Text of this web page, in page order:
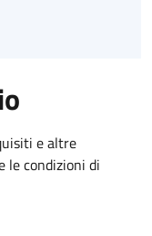
e altre
le condizioni di